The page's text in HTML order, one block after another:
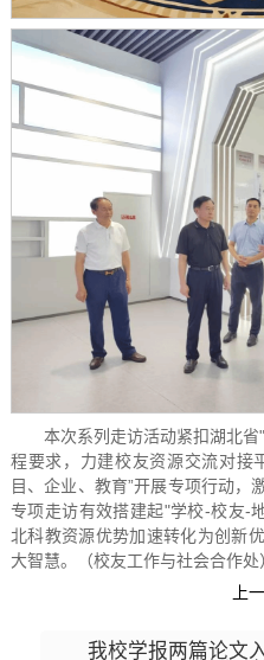
本次系列走访活动紧扣湖北
程要求，力建校友资源交流对接
目、企业、教育”开展专项行动，
专项走访有效搭建起"学校-校友-
北科教资源优势加速转化为创新
大智慧。（校友工作与社会合作处
上
我校学报两篇论文